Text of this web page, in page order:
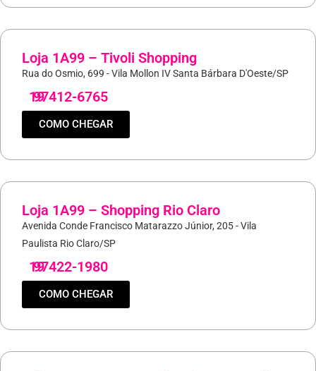
Loja 1A99 – Tivoli Shopping
Rua do Osmio, 699 - Vila Mollon IV Santa Bárbara D'Oeste/SP
19
97412-6765
COMO CHEGAR
Loja 1A99 – Shopping Rio Claro
Avenida Conde Francisco Matarazzo Júnior, 205 - Vila
Paulista Rio Claro/SP
19
97422-1980
COMO CHEGAR